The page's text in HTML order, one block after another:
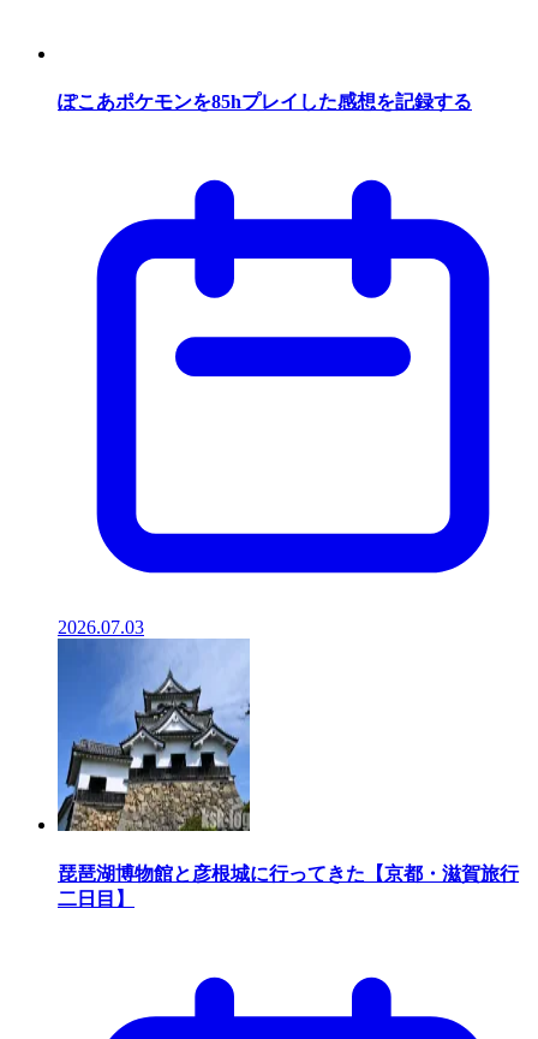
ぽこあポケモンを85hプレイした感想を記録する
2026.07.03
琵琶湖博物館と彦根城に行ってきた【京都・滋賀旅行
二日目】